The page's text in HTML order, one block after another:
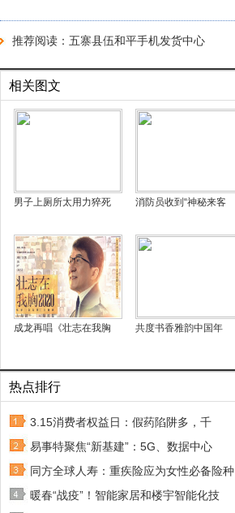
推荐阅读： 五寨县伍和平手机发货中心
相关图文
男子上厕所太用力猝死 消防员收到“神秘来客
成龙再唱《壮志在我胸 共度书香雅韵中国年
热点排行
3.15消费者权益日：假药陷阱多，千
易事特聚焦“新基建”：5G、数据中心
同方全球人寿：重疾险应为女性必备险种
暖春“战疫”！智能家居和楼宇智能化技